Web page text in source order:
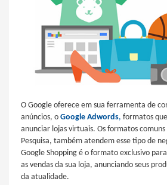
O Google oferece em sua ferramenta de
anúncios, o Google Adwords, formatos
anunciar lojas virtuais. Os formatos comuns
Pesquisa, também atendem esse tipo de
Google Shopping é o formato exclusivo
as vendas da sua loja, anunciando seus
da atualidade.